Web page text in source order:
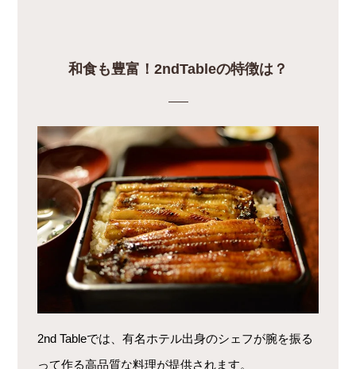
和食も豊富！2ndTableの特徴は？
2nd Tableでは、有名ホテル出身のシェフが腕を振る
って作る高品質な料理が提供されます。